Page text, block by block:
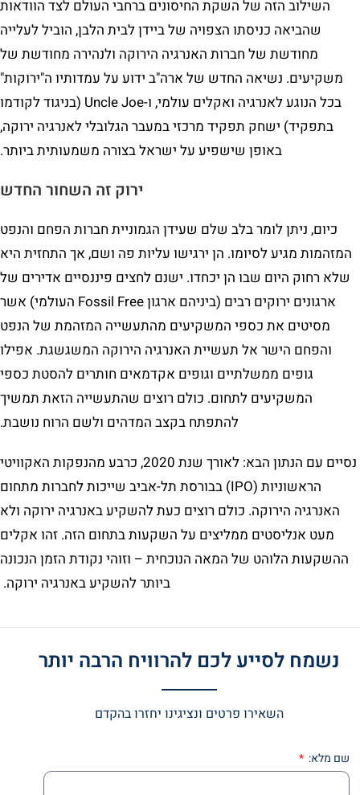
השילוב הזה של השקת החיסונים ברחבי העולם לצד הוודאות
שהביאה כניסתו הצפויה של ביידן לבית הלבן, הוביל לעלייה
מחודשת של חברות האנרגיה הירוקה ולנהירה מחודשת של
משקיעים. נשיאה החדש של ארה"ב ידוע על עמדותיו ה"ירוקות"
בכל הנוגע לאנרגיה ואקלים עולמי, ו-Uncle Joe (בניגוד לקודמו
בתפקיד) ישחק תפקיד מרכזי במעבר הגלובלי לאנרגיה ירוקה,
באופן שישפיע על ישראל בצורה משמעותית ביותר.
ירוק זה השחור החדש
כיום, ניתן לומר בלב שלם שעידן הגמוניית חברות הפחם והנפט
המזהמות מגיע לסיומו. הן ירגישו עליות פה ושם, אך התחזית היא
שלא רחוק היום שבו הן יכחדו. ישנם לחצים פיננסיים אדירים של
ארגונים ירוקים רבים (ביניהם ארגון Fossil Free העולמי) אשר
מסיטים את כספי המשקיעים מהתעשייה המזהמת של הנפט
והפחם הישר אל תעשיית האנרגיה הירוקה המשגשגת. אפילו
גופים ממשלתיים וגופים אקדמאים חותרים להסטת כספי
המשקיעים לתחום. כולם רוצים שהתעשייה הזאת תמשיך
להתפתח בקצב המדהים ולשם הרוח נושבת.
נסיים עם הנתון הבא: לאורך שנת 2020, כרבע מהנפקות האקוויטי
הראשוניות (IPO) בבורסת תל-אביב שייכות לחברות מתחום
האנרגיה הירוקה. כולם רוצים כעת להשקיע באנרגיה ירוקה ולא
מעט אנליסטים ממליצים על השקעות בתחום הזה. זהו אקלים
ההשקעות הלוהט של המאה הנוכחית – וזוהי נקודת הזמן הנכונה
ביותר להשקיע באנרגיה ירוקה.
נשמח לסייע לכם להרוויח הרבה יותר
השאירו פרטים ונציגינו יחזרו בהקדם
שם מלא: